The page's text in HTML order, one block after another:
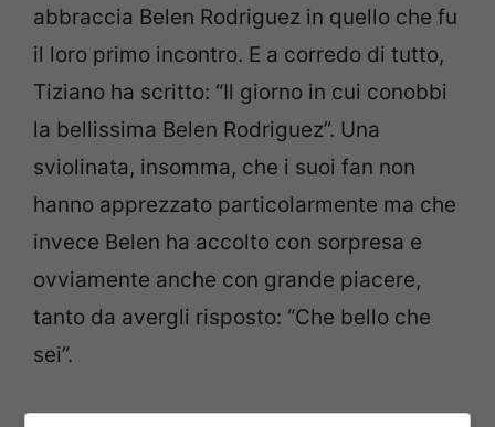
abbraccia Belen Rodriguez in quello che fu
il loro primo incontro. E a corredo di tutto,
Tiziano ha scritto: “Il giorno in cui conobbi
la bellissima Belen Rodriguez”. Una
sviolinata, insomma, che i suoi fan non
hanno apprezzato particolarmente ma che
invece Belen ha accolto con sorpresa e
ovviamente anche con grande piacere,
tanto da avergli risposto: “Che bello che
sei”.